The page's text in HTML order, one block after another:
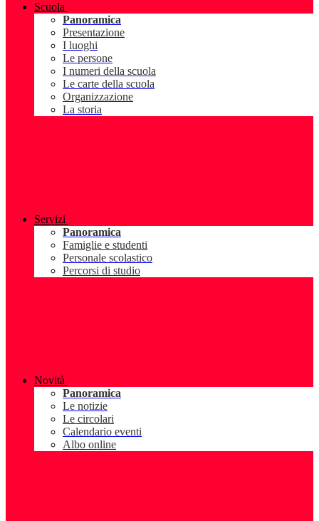
Scuola
Panoramica
Presentazione
I luoghi
Le persone
I numeri della scuola
Le carte della scuola
Organizzazione
La storia
Servizi
Panoramica
Famiglie e studenti
Personale scolastico
Percorsi di studio
Novità
Panoramica
Le notizie
Le circolari
Calendario eventi
Albo online